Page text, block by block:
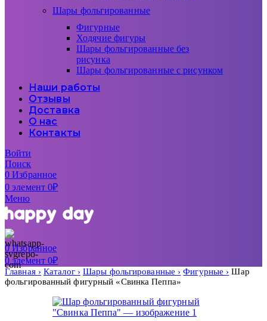
Шары фольгированные
Фигурные
Ходячие фигуры
Шары фольгированные без
рисунка
Шары фольгированные с рисунком
Наши работы
Отзывы
Доставка
О нас
Контакты
Войти
Поиск
0Избранное
0элемент 0₽
Меню
0Избранное
0элемент 0₽
Главная Каталог Шары фольгированные Фигурные
Шар
фольгированный фигурный «Свинка Пеппа»